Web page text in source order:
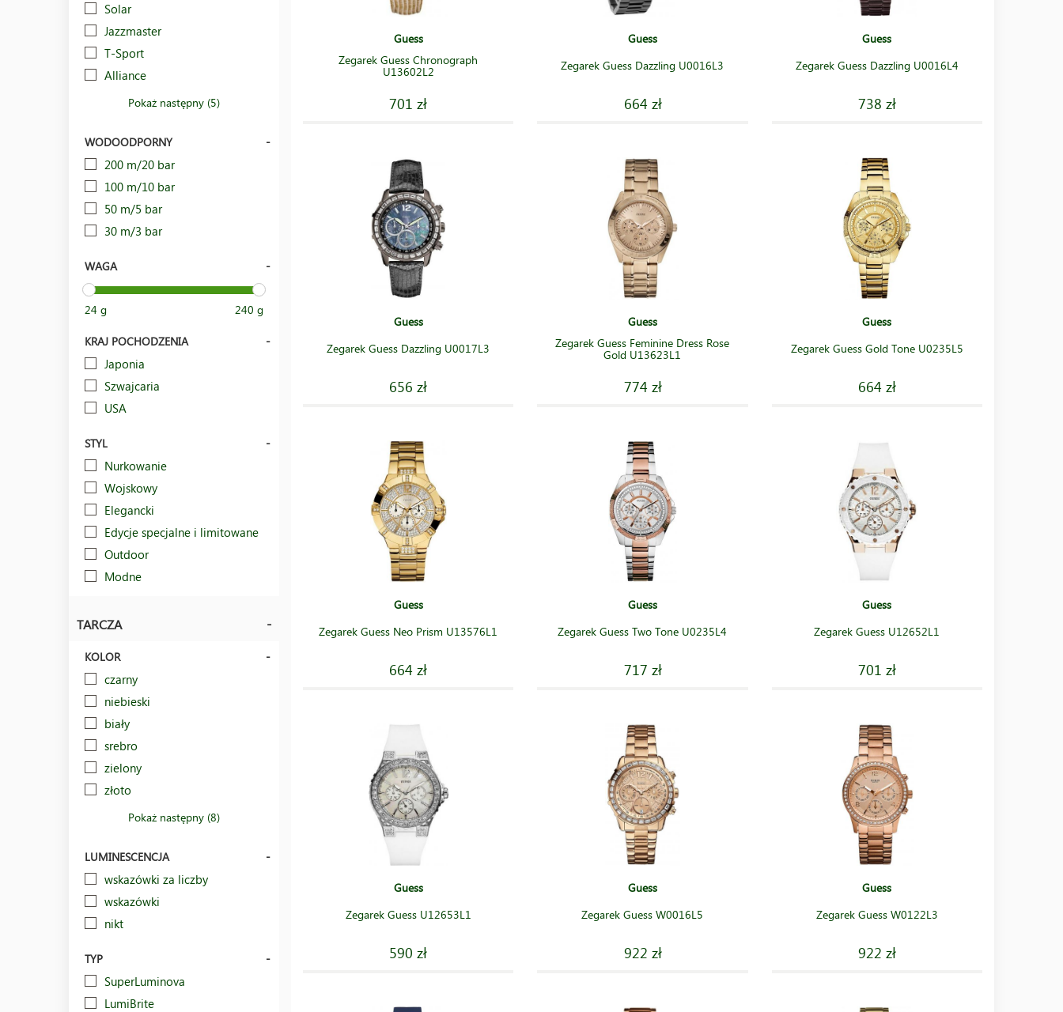
Solar
Jazzmaster
T-Sport
Alliance
Pokaż następny (5)
WODOODPORNY
200 m/20 bar
100 m/10 bar
50 m/5 bar
30 m/3 bar
WAGA
24 g 240 g
KRAJ POCHODZENIA
Japonia
Szwajcaria
USA
STYL
Nurkowanie
Wojskowy
Elegancki
Edycje specjalne i limitowane
Outdoor
Modne
TARCZA
KOLOR
czarny
niebieski
biały
srebro
zielony
złoto
Pokaż następny (8)
LUMINESCENCJA
wskazówki za liczby
wskazówki
nikt
TYP
SuperLuminova
LumiBrite
Guess
Zegarek Guess Chronograph
U13602L2
701 zł
Guess
Zegarek Guess Dazzling U0016L3
664 zł
Guess
Zegarek Guess Dazzling U0016L4
738 zł
Guess
Zegarek Guess Dazzling U0017L3
656 zł
Guess
Zegarek Guess Feminine Dress Rose
Gold U13623L1
774 zł
Guess
Zegarek Guess Gold Tone U0235L5
664 zł
Guess
Zegarek Guess Neo Prism U13576L1
664 zł
Guess
Zegarek Guess Two Tone U0235L4
717 zł
Guess
Zegarek Guess U12652L1
701 zł
Guess
Zegarek Guess U12653L1
590 zł
Guess
Zegarek Guess W0016L5
922 zł
Guess
Zegarek Guess W0122L3
922 zł